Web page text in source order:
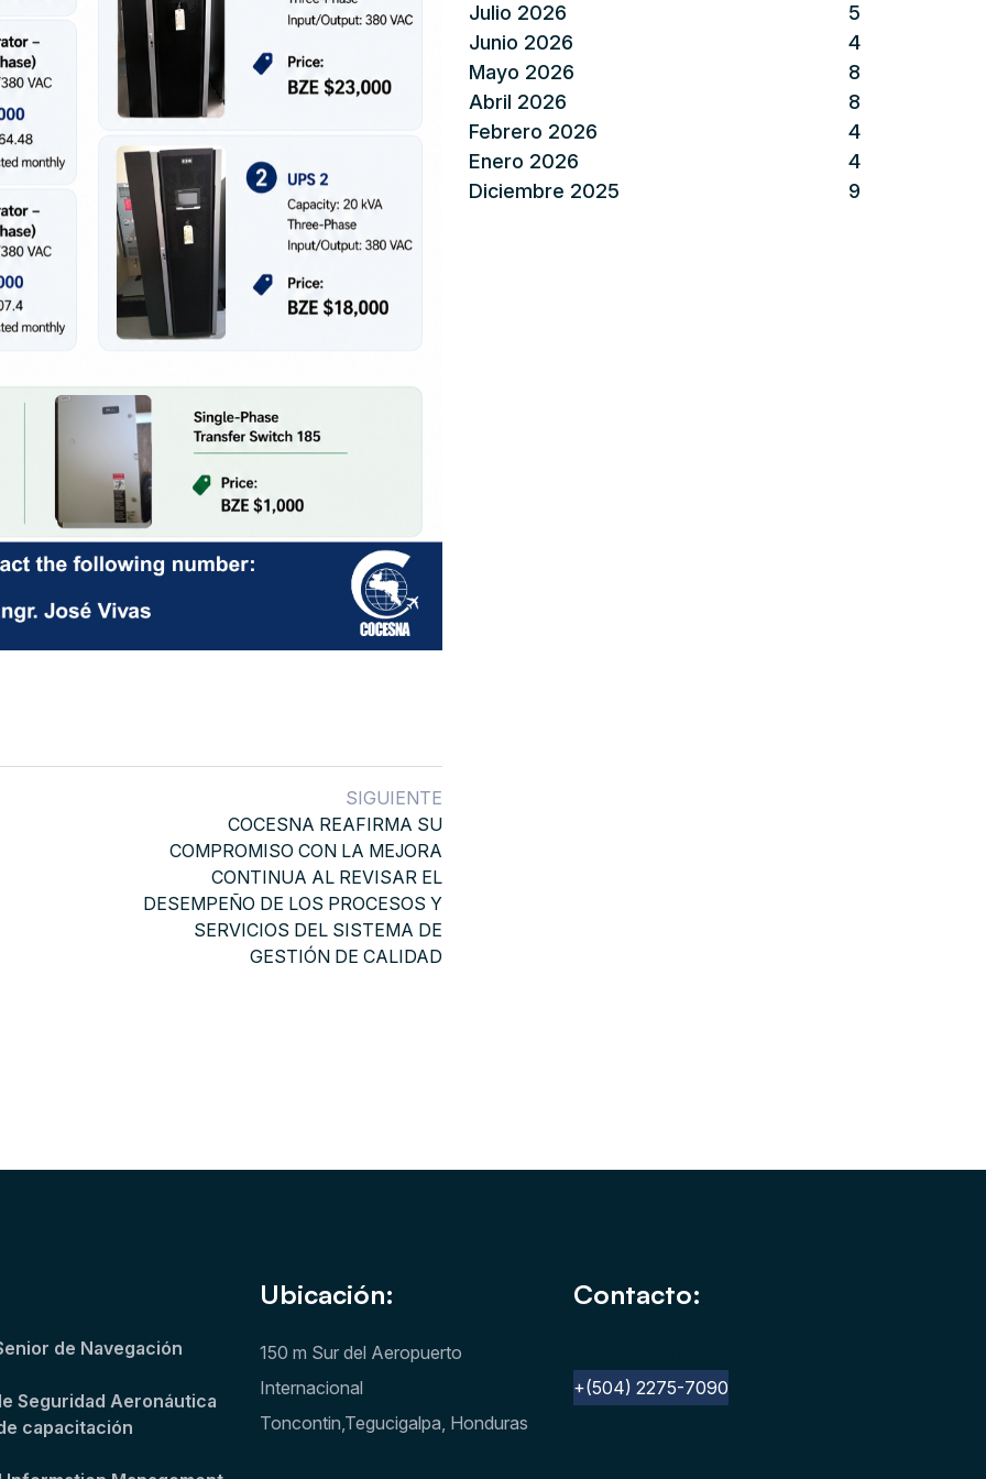
SIGUIENTE
COCESNA REAFIRMA SU
COMPROMISO CON LA MEJORA
CONTINUA AL REVISAR EL
DESEMPEÑO DE LOS PROCESOS Y
SERVICIOS DEL SISTEMA DE
GESTIÓN DE CALIDAD
Julio 2026
5
Junio 2026
4
Mayo 2026
8
Abril 2026
8
Febrero 2026
4
Enero 2026
4
Diciembre 2025
9
de Navegación
Seguridad Aeronáutica
capacitación
Ubicación:
150 m Sur del Aeropuerto
Internacional
Toncontin,Tegucigalpa, Honduras
Contacto:
+(504) 2275-7090